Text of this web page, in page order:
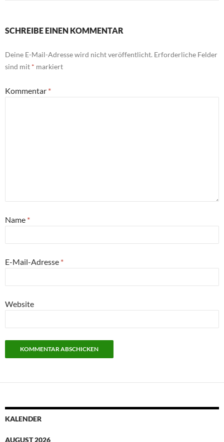
SCHREIBE EINEN KOMMENTAR
Deine E-Mail-Adresse wird nicht veröffentlicht. Erforderliche Felder
sind mit * markiert
Kommentar *
Name *
E-Mail-Adresse *
Website
KALENDER
AUGUST 2026